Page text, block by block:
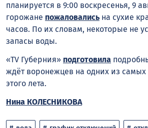
планируется в 9:00 воскресенья, 9
горожане пожаловались на сухие
часов. По их словам, некоторые не
запасы воды.
«TV Губерния» подготовила
ждёт воронежцев на одних из
этого лета.
Нина КОЛЕСНИКОВА